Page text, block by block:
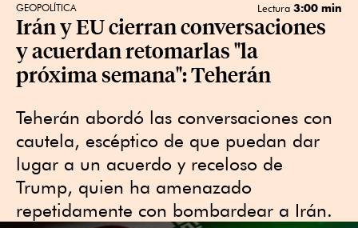
GEOPOLÍTICA Lectura 3:00 min
Irán y EU cierran conversaciones
y acuerdan retomarlas "la
próxima semana": Teherán
Teherán abordó las conversaciones con
cautela, escéptico de que puedan dar
lugar a un acuerdo y receloso de
Trump, quien ha amenazado
repetidamente con bombardear a Irán.